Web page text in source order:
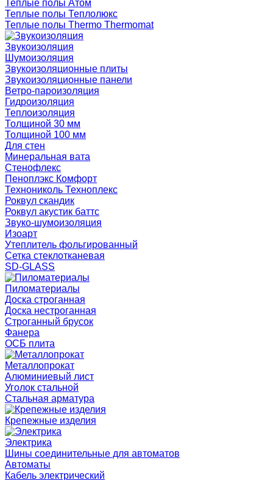
Теплые полы Атом
Теплые полы Теплолюкс
Теплые полы Thermo Thermomat
Звукоизоляция
Шумоизоляция
Звукоизоляционные плиты
Звукоизоляционные панели
Ветро-пароизоляция
Гидроизоляция
Теплоизоляция
Толщиной 30 мм
Толщиной 100 мм
Для стен
Минеральная вата
Стенофлекс
Пеноплэкс Комфорт
Технониколь Техноплекс
Роквул скандик
Роквул акустик баттс
Звуко-шумоизоляция
Изоарт
Утеплитель фольгированный
Сетка стеклотканевая
SD-GLASS
Пиломатериалы
Доска строганная
Доска нестроганная
Строганный брусок
Фанера
ОСБ плита
Металлопрокат
Алюминиевый лист
Уголок стальной
Стальная арматура
Крепежные изделия
Электрика
Шины соединительные для автоматов
Автоматы
Кабель электрический